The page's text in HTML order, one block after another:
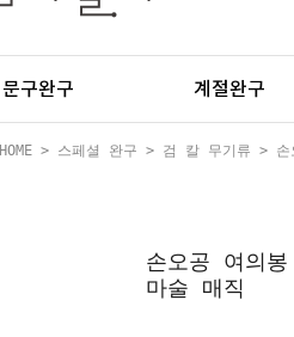
문구완구 계절완구
HOME > 스페셜 완구 > 검 칼 무기류 > 손
손오공 여의
마술 매직